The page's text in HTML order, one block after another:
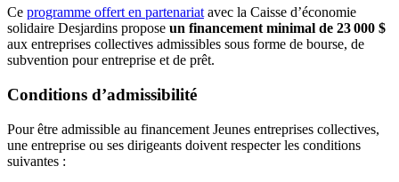
Ce programme offert en partenariat avec la Caisse d’économie
solidaire Desjardins propose un financement minimal de 23 000 $
aux entreprises collectives admissibles sous forme de bourse, de
subvention pour entreprise et de prêt.
Conditions d’admissibilité
Pour être admissible au financement Jeunes entreprises collectives,
une entreprise ou ses dirigeants doivent respecter les conditions
suivantes :